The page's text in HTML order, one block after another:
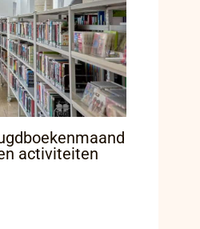
activiteiten